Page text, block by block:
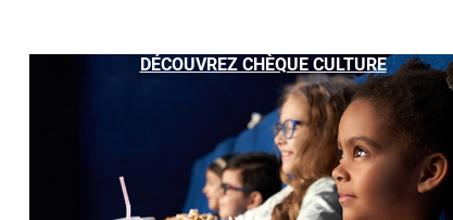
DÉCOUVREZ CHÈQUE CULTURE